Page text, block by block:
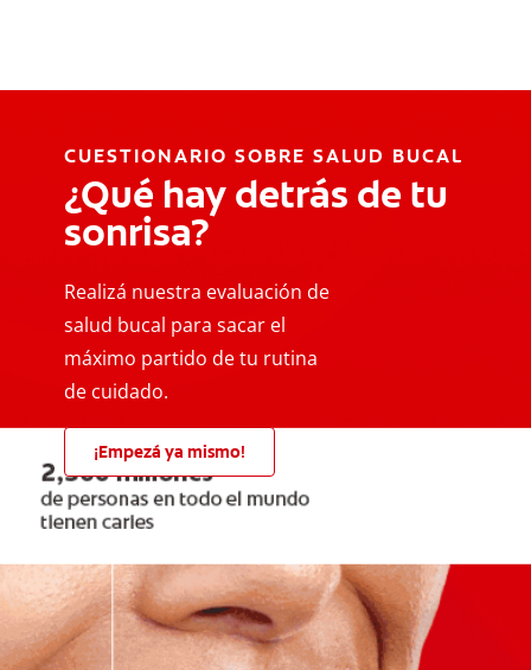
CUESTIONARIO SOBRE SALUD BUCAL
¿Qué hay detrás de tu
sonrisa?
Realizá nuestra evaluación de
salud bucal para sacar el
máximo partido de tu rutina
de cuidado.
¡Empezá ya mismo!